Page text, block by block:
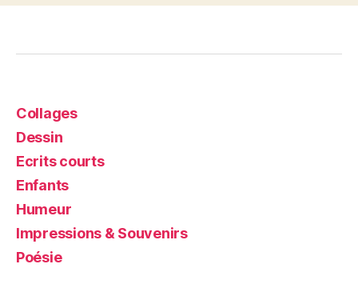
Collages
Dessin
Ecrits courts
Enfants
Humeur
Impressions & Souvenirs
Poésie